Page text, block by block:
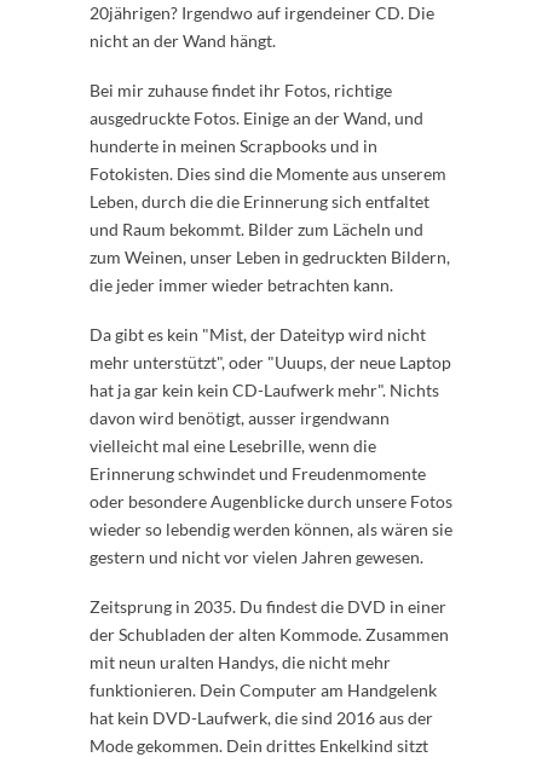
20jährigen? Irgendwo auf irgendeiner CD. Die
nicht an der Wand hängt.
Bei mir zuhause findet ihr Fotos, richtige
ausgedruckte Fotos. Einige an der Wand, und
hunderte in meinen Scrapbooks und in
Fotokisten. Dies sind die Momente aus unserem
Leben, durch die die Erinnerung sich entfaltet
und Raum bekommt. Bilder zum Lächeln und
zum Weinen, unser Leben in gedruckten Bildern,
die jeder immer wieder betrachten kann.
Da gibt es kein "Mist, der Dateityp wird nicht
mehr unterstützt", oder "Uuups, der neue Laptop
hat ja gar kein kein CD-Laufwerk mehr". Nichts
davon wird benötigt, ausser irgendwann
vielleicht mal eine Lesebrille, wenn die
Erinnerung schwindet und Freudenmomente
oder besondere Augenblicke durch unsere Fotos
wieder so lebendig werden können, als wären sie
gestern und nicht vor vielen Jahren gewesen.
Zeitsprung in 2035. Du findest die DVD in einer
der Schubladen der alten Kommode. Zusammen
mit neun uralten Handys, die nicht mehr
funktionieren. Dein Computer am Handgelenk
hat kein DVD-Laufwerk, die sind 2016 aus der
Mode gekommen. Dein drittes Enkelkind sitzt